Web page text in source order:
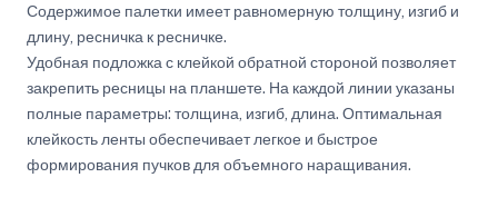
Содержимое палетки имеет равномерную толщину, изгиб и
длину, ресничка к ресничке.
Удобная подложка с клейкой обратной стороной позволяет
закрепить ресницы на планшете. На каждой линии указаны
полные параметры: толщина, изгиб, длина. Оптимальная
клейкость ленты обеспечивает легкое и быстрое
формирования пучков для объемного наращивания.